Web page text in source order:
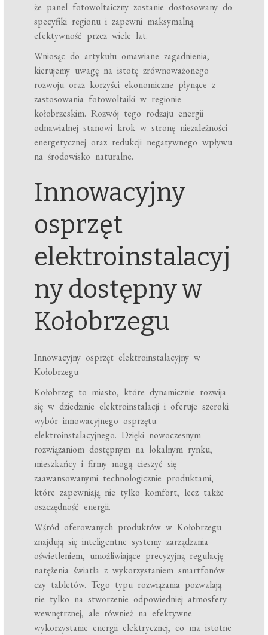
że panel fotowoltaiczny zostanie dostosowany do
specyfiki regionu i zapewni maksymalną
efektywność przez wiele lat.
Wniosąc do artykułu omawiane zagadnienia,
kierujemy uwagę na istotę zrównoważonego
rozwoju oraz korzyści ekonomiczne płynące z
zastosowania fotowoltaiki w regionie
kołobrzeskim. Rozwój tego rodzaju energii
odnawialnej stanowi krok w stronę niezależności
energetycznej oraz redukcji negatywnego wpływu
na środowisko naturalne.
Innowacyjny
osprzęt
elektroinstalacyj
ny dostępny w
Kołobrzegu
Innowacyjny osprzęt elektroinstalacyjny w
Kołobrzegu
Kołobrzeg to miasto, które dynamicznie rozwija
się w dziedzinie elektroinstalacji i oferuje szeroki
wybór innowacyjnego osprzętu
elektroinstalacyjnego. Dzięki nowoczesnym
rozwiązaniom dostępnym na lokalnym rynku,
mieszkańcy i firmy mogą cieszyć się
zaawansowanymi technologicznie produktami,
które zapewniają nie tylko komfort, lecz także
oszczędność energii.
Wśród oferowanych produktów w Kołobrzegu
znajdują się inteligentne systemy zarządzania
oświetleniem, umożliwiające precyzyjną regulację
natężenia światła z wykorzystaniem smartfonów
czy tabletów. Tego typu rozwiązania pozwalają
nie tylko na stworzenie odpowiedniej atmosfery
wewnętrznej, ale również na efektywne
wykorzystanie energii elektrycznej, co ma istotne